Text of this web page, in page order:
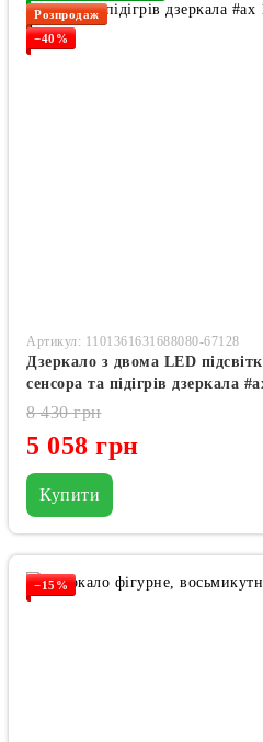
Розпродаж
−40%
Артикул: 1101361631688080-67128
Дзеркало з двома LED
сенсора та підігрів дзеркала
5 058 грн
8 430 грн
Купити
−15%